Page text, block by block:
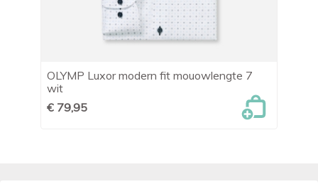
OLYMP Luxor modern fit mouowlengte 7
wit
€ 79,95